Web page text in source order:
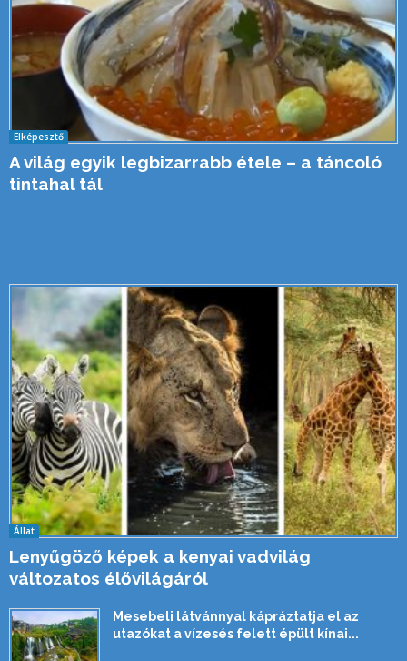
Elképesztő
A világ egyik legbizarrabb étele – a táncoló
tintahal tál
Állat
Lenyűgöző képek a kenyai vadvilág
változatos élővilágáról
Mesebeli látvánnyal kápráztatja el az
utazókat a vízesés felett épült kínai...